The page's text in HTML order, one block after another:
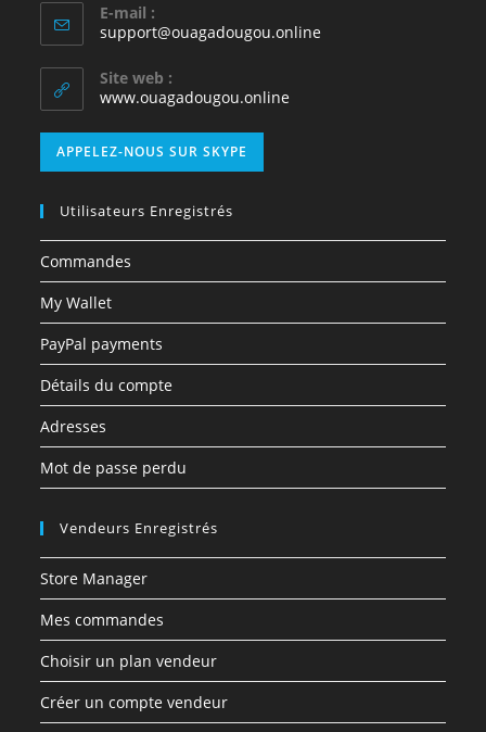
E-mail :
support@ouagadougou.online
Site web :
www.ouagadougou.online
APPELEZ-NOUS SUR SKYPE
Utilisateurs Enregistrés
Commandes
My Wallet
PayPal payments
Détails du compte
Adresses
Mot de passe perdu
Vendeurs Enregistrés
Store Manager
Mes commandes
Choisir un plan vendeur
Créer un compte vendeur